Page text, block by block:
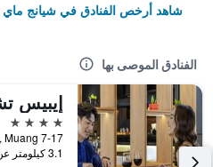
شاهد أرخص الفنادق في شيانج ماي
الفنادق الموصى بها
4 نجوم
3.1 كيلومتر عن وسط المدينة